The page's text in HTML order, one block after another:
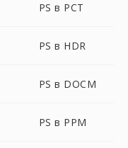
PS в PCT
PS в HDR
PS в DOCM
PS в PPM